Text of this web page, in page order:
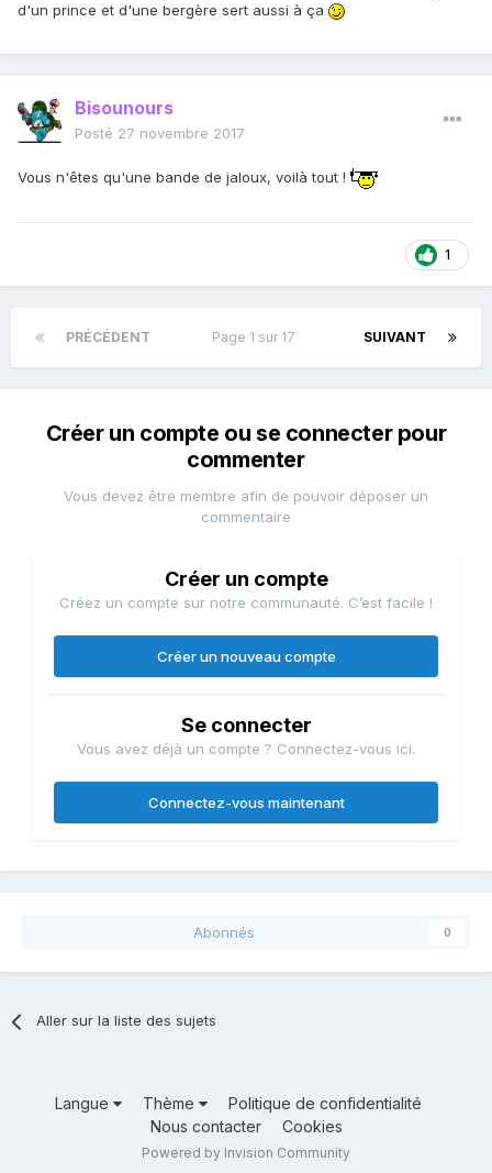
d'un prince et d'une bergère sert aussi à ça
Bisounours
Posté 27 novembre 2017
Vous n'êtes qu'une bande de jaloux, voilà tout !
1
PRÉCÉDENT SUIVANT
Page 1 sur 17
Créer un compte ou se connecter pour
commenter
Vous devez être membre afin de pouvoir déposer un
commentaire
Créer un compte
Créez un compte sur notre communauté. C’est facile !
Créer un nouveau compte
Se connecter
Vous avez déjà un compte ? Connectez-vous ici.
Connectez-vous maintenant
Abonnés 0
Aller sur la liste des sujets
Langue Thème
Politique de confidentialité
Nous contacter
Cookies
Powered by Invision Community